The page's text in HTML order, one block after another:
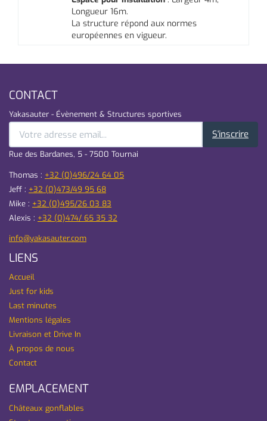
Longueur 16m.
La structure répond aux normes
européennes en vigueur.
CONTACT
Yakasauter - Évènement & Structures sportives
S'inscrire
Rue des Bardanes, 5 - 7500 Tournai
Thomas : +32 (0)496/24 64 05
Jeff : +32 (0)473/49 95 68
Mike : +32 (0)495/26 03 83
Alexis : +32 (0)474/ 65 35 32
info@yakasauter.com
LIENS
Accueil
Just for kids
Last minutes
Mentions légales
Livraison et Drive In
À propos de nous
Contact
EMPLACEMENT
Châteaux gonflables